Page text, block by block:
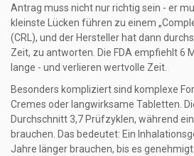
Antrag muss nicht nur richtig sein - er
kleinste Lücken führen zu einem
(CRL), und der Hersteller hat dann
Zeit, zu antworten. Die FDA empfiehlt 6
lange - und verlieren wertvolle Zeit.
Besonders kompliziert sind komplexe
Cremes oder langwirksame Tabletten.
Durchschnitt 3,7 Prüfzyklen, während
brauchen. Das bedeutet: Ein
Jahre länger brauchen, bis es